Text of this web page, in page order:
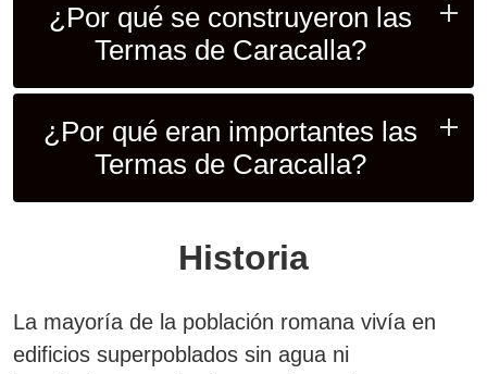
¿Por qué se construyeron las
Termas de Caracalla?
¿Por qué eran importantes las
Termas de Caracalla?
Historia
La mayoría de la población romana vivía en
edificios superpoblados sin agua ni